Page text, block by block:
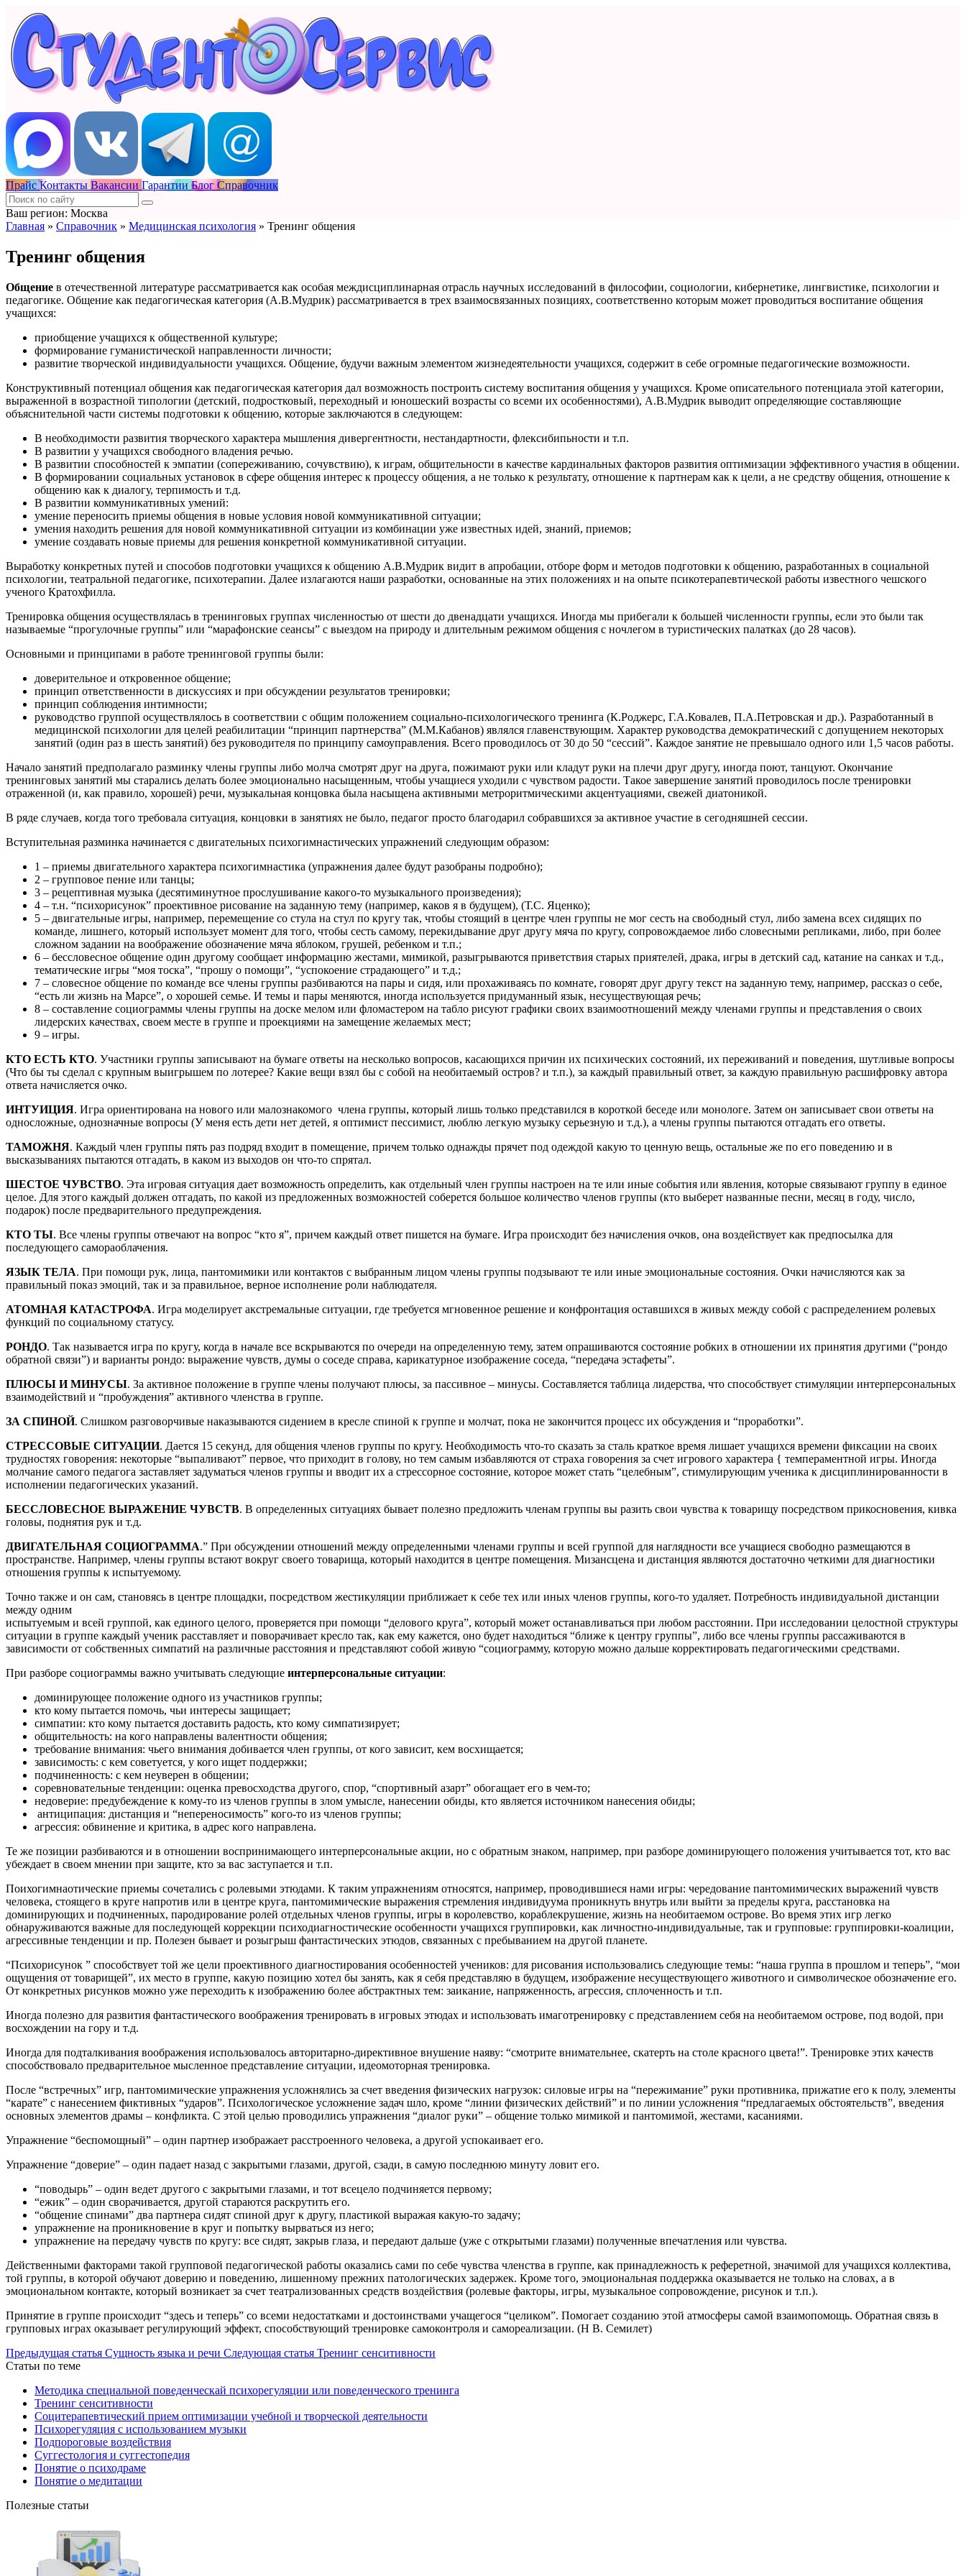
Прайс Контакты Вакансии Гарантии Блог Справочник
Ваш регион: Москва
Главная » Справочник » Медицинская психология » Тренинг общения
Тренинг общения
Общение в отечественной литературе рассматривается как особая междисциплинарная отрасль научных исследований в философии, социологии, кибернетике, лингвистике, психологии и
педагогике. Общение как педагогическая категория (А.В.Мудрик) рассматривается в трех взаимосвязанных позициях, соответственно которым может проводиться воспитание общения
учащихся:
приобщение учащихся к общественной культуре;
формирование гуманистической направленности личности;
развитие творческой индивидуальности учащихся. Общение, будучи важным элементом жизнедеятельности учащихся, содержит в себе огромные педагогические возможности.
Конструктивный потенциал общения как педагогическая категория дал возможность построить систему воспитания общения у учащихся. Кроме описательного потенциала этой категории,
выраженной в возрастной типологии (детский, подростковый, переходный и юношеский возрасты со всеми их особенностями), А.В.Мудрик выводит определяющие составляющие
объяснительной части системы подготовки к общению, которые заключаются в следующем:
В необходимости развития творческого характера мышления дивергентности, нестандартности, флексибипьности и т.п.
В развитии у учащихся свободного владения речью.
В развитии способностей к эмпатии (сопереживанию, сочувствию), к играм, общительности в качестве кардинальных факторов развития оптимизации эффективного участия в общении.
В формировании социальных установок в сфере общения интерес к процессу общения, а не только к результату, отношение к партнерам как к цели, а не средству общения, отношение к
общению как к диалогу, терпимость и т.д.
В развитии коммуникативных умений:
умение переносить приемы общения в новые условия новой коммуникативной ситуации;
умения находить решения для новой коммуникативной ситуации из комбинации уже известных идей, знаний, приемов;
умение создавать новые приемы для решения конкретной коммуникативной ситуации.
Выработку конкретных путей и способов подготовки учащихся к общению А.В.Мудрик видит в апробации, отборе форм и методов подготовки к общению, разработанных в социальной
психологии, театральной педагогике, психотерапии. Далее излагаются наши разработки, основанные на этих положениях и на опыте псикотерапевтической работы известного чешского
ученого Кратохфилла.
Тренировка общения осуществлялась в тренинговых группах численностью от шести до двенадцати учащихся. Иногда мы прибегали к большей численности группы, если это были так
называемые “прогулочные группы” или “марафонские сеансы” с выездом на природу и длительным режимом общения с ночлегом в туристических палатках (до 28 часов).
Основными и принципами в работе тренинговой группы были:
доверительное и откровенное общение;
принцип ответственности в дискуссиях и при обсуждении результатов тренировки;
принцип соблюдения интимности;
руководство группой осуществлялось в соответствии с общим положением социально-психологического тренинга (К.Роджерс, Г.А.Ковалев, П.А.Петровская и др.). Разработанный в
медицинской психологии для целей реабилитации “принцип партнерства” (М.М.Кабанов) являлся главенствующим. Характер руководства демократический с допущением некоторых
занятий (один раз в шесть занятий) без руководителя по принципу самоуправления. Всего проводилось от 30 до 50 “сессий”. Каждое занятие не превышало одного или 1,5 часов работы.
Начало занятий предполагало разминку члены группы либо молча смотрят друг на друга, пожимают руки или кладут руки на плечи друг другу, иногда поют, танцуют. Окончание
тренинговых занятий мы старались делать более эмоционально насыщенным, чтобы учащиеся уходили с чувством радости. Такое завершение занятий проводилось после тренировки
отраженной (и, как правило, хорошей) речи, музыкальная концовка была насыщена активными метроритмическими акцентуациями, свежей диатоникой.
В ряде случаев, когда того требовала ситуация, концовки в занятиях не было, педагог просто благодарил собравшихся за активное участие в сегодняшней сессии.
Вступительная разминка начинается с двигательных психогимнастических упражнений следующим образом:
1 – приемы двигательного характера психогимнастика (упражнения далее будут разобраны подробно);
2 – групповое пение или танцы;
3 – рецептивная музыка (десятиминутное прослушивание какого-то музыкального произведения);
4 – т.н. “психорисунок” проективное рисование на заданную тему (например, каков я в будущем), (Т.С. Яценко);
5 – двигательные игры, например, перемещение со стула на стул по кругу так, чтобы стоящий в центре член группы не мог сесть на свободный стул, либо замена всех сидящих по
команде, лишнего, который использует момент для того, чтобы сесть самому, перекидывание друг другу мяча по кругу, сопровождаемое либо словесными репликами, либо, при более
сложном задании на воображение обозначение мяча яблоком, грушей, ребенком и т.п.;
6 – бессловесное общение один другому сообщает информацию жестами, мимикой, разыгрываются приветствия старых приятелей, драка, игры в детский сад, катание на санках и т.д.,
тематические игры “моя тоска”, “прошу о помощи”, “успокоение страдающего” и т.д.;
7 – словесное общение по команде все члены группы разбиваются на пары и сидя, или прохаживаясь по комнате, говорят друг другу текст на заданную тему, например, рассказ о себе,
“есть ли жизнь на Марсе”, о хорошей семье. И темы и пары меняются, иногда используется придуманный язык, несуществующая речь;
8 – составление социограммы члены группы на доске мелом или фломастером на табло рисуют графики своих взаимоотношений между членами группы и представления о своих
лидерских качествах, своем месте в группе и проекциями на замещение желаемых мест;
9 – игры.
КТО ЕСТЬ КТО. Участники группы записывают на бумаге ответы на несколько вопросов, касающихся причин их психических состояний, их переживаний и поведения, шутливые вопросы
(Что бы ты сделал с крупным выигрышем по лотерее? Какие вещи взял бы с собой на необитаемый остров? и т.п.), за каждый правильный ответ, за каждую правильную расшифровку автора
ответа начисляется очко.
ИНТУИЦИЯ. Игра ориентирована на нового или малознакомого члена группы, который лишь только представился в короткой беседе или монологе. Затем он записывает свои ответы на
односложные, однозначные вопросы (У меня есть дети нет детей, я оптимист пессимист, люблю легкую музыку серьезную и т.д.), а члены группы пытаются отгадать его ответы.
ТАМОЖНЯ. Каждый член группы пять раз подряд входит в помещение, причем только однажды прячет под одеждой какую то ценную вещь, остальные же по его поведению и в
высказываниях пытаются отгадать, в каком из выходов он что-то спрятал.
ШЕСТОЕ ЧУВСТВО. Эта игровая ситуация дает возможность определить, как отдельный член группы настроен на те или иные события или явления, которые связывают группу в единое
целое. Для этого каждый должен отгадать, по какой из предложенных возможностей соберется большое количество членов группы (кто выберет названные песни, месяц в году, число,
подарок) после предварительного предупреждения.
КТО ТЫ. Все члены группы отвечают на вопрос “кто я”, причем каждый ответ пишется на бумаге. Игра происходит без начисления очков, она воздействует как предпосылка для
последующего самораоблачения.
ЯЗЫК ТЕЛА. При помощи рук, лица, пантомимики или контактов с выбранным лицом члены группы подзывают те или иные эмоциональные состояния. Очки начисляются как за
правильный показ эмоций, так и за правильное, верное исполнение роли наблюдателя.
АТОМНАЯ КАТАСТРОФА. Игра моделирует акстремальные ситуации, где требуется мгновенное решение и конфронтация оставшихся в живых между собой с распределением ролевых
функций по социальному статусу.
РОНДО. Так называется игра по кругу, когда в начале все вскрываются по очереди на определенную тему, затем опрашиваются состояние робких в отношении их принятия другими (“рондо
обратной связи”) и варианты рондо: выражение чувств, думы о соседе справа, карикатурное изображение соседа, “передача эстафеты”.
ПЛЮСЫ И МИНУСЫ. За активное положение в группе члены получают плюсы, за пассивное – минусы. Составляется таблица лидерства, что способствует стимуляции интерперсональных
взаимодействий и “пробуждения” активного членства в группе.
ЗА СПИНОЙ. Слишком разговорчивые наказываются сидением в кресле спиной к группе и молчат, пока не закончится процесс их обсуждения и “проработки”.
СТРЕССОВЫЕ СИТУАЦИИ. Дается 15 секунд, для общения членов группы по кругу. Необходимость что-то сказать за сталь краткое время лишает учащихся времени фиксации на своих
трудностях говорения: некоторые “выпаливают” первое, что приходит в голову, но тем самым избавляются от страха говорения за счет игрового характера { темпераментной игры. Иногда
молчание самого педагога заставляет задуматься членов группы и вводит их а стрессорное состояние, которое может стать “целебным”, стимулирующим ученика к дисциплинированности в
исполнении педагогических указаний.
БЕССЛОВЕСНОЕ ВЫРАЖЕНИЕ ЧУВСТВ. В определенных ситуациях бывает полезно предложить членам группы вы разить свои чувства к товарищу посредством прикосновения, кивка
головы, поднятия рук и т.д.
ДВИГАТЕЛЬНАЯ СОЦИОГРАММА.” При обсуждении отношений между определенными членами группы и всей группой для наглядности все учащиеся свободно размещаются в
пространстве. Например, члены группы встают вокруг своего товарища, который находится в центре помещения. Мизансцена и дистанция являются достаточно четкими для диагностики
отношения группы к испытуемому.
Точно также и он сам, становясь в центре площадки, посредством жестикуляции приближает к себе тех или иных членов группы, кого-то удаляет. Потребность индивидуальной дистанции
между одним
испытуемым и всей группой, как единого целого, проверяется при помощи “делового круга”, который может останавливаться при любом расстоянии. При исследовании целостной структуры
ситуации в группе каждый ученик расставляет и поворачивает кресло так, как ему кажется, оно будет находиться “ближе к центру группы”, либо все члены группы рассаживаются в
зависимости от собственных симпатий на различные расстояния и представляют собой живую “социограмму, которую можно дальше корректировать педагогическими средствами.
При разборе социограммы важно учитывать следующие интерперсональные ситуации:
доминирующее положение одного из участников группы;
кто кому пытается помочь, чьи интересы защищает;
симпатии: кто кому пытается доставить радость, кто кому симпатизирует;
общительность: на кого направлены валентности общения;
требование внимания: чьего внимания добивается член группы, от кого зависит, кем восхищается;
зависимость: с кем советуется, у кого ищет поддержки;
подчиненность: с кем неуверен в общении;
соревновательные тенденции: оценка превосходства другого, спор, “спортивный азарт” обогащает его в чем-то;
недоверие: предубеждение к кому-то из членов группы в злом умысле, нанесении обиды, кто является источником нанесения обиды;
антиципация: дистанция и “непереносимость” кого-то из членов группы;
агрессия: обвинение и критика, в адрес кого направлена.
Те же позиции разбиваются и в отношении воспринимающего интерперсональные акции, но с обратным знаком, например, при разборе доминирующего положения учитывается тот, кто вас
убеждает в своем мнении при защите, кто за вас заступается и т.п.
Поихогимнаотические приемы сочетались с ролевыми этюдами. К таким упражнениям относятся, например, проводившиеся нами игры: чередование пантомимических выражений чувств
человека, стоящего в круге напротив или в центре круга, пантомимические выражения стремления индивидуума проникнуть внутрь или выйти за пределы круга, расстановка на
доминирующих и подчиненных, пародирование ролей отдельных членов группы, игры в королевство, кораблекрушение, жизнь на необитаемом острове. Во время этих игр легко
обнаруживаются важные для последующей коррекции психодиагностические особенности учащихся группировки, как личностно-индивидуальные, так и групповые: группировки-коалиции,
агрессивные тенденции и пр. Полезен бывает и розыгрыш фантастических этюдов, связанных с пребыванием на другой планете.
“Психорисунок ” способствует той же цели проективного диагностирования особенностей учеников: для рисования использовались следующие темы: “наша группа в прошлом и теперь”, “мои
ощущения от товарищей”, их место в группе, какую позицию хотел бы занять, как я себя представляю в будущем, изображение несуществующего животного и символическое обозначение его.
От конкретных рисунков можно уже переходить к изображению более абстрактных тем: заикание, напряженность, агрессия, сплоченность и т.п.
Иногда полезно для развития фантастического воображения тренировать в игровых этюдах и использовать имаготренировку с представлением себя на необитаемом острове, под водой, при
восхождении на гору и т.д.
Иногда для подталкивания воображения использовалось авторитарно-директивное внушение наяву: “смотрите внимательнее, скатерть на столе красного цвета!”. Тренировке этих качеств
способствовало предварительное мысленное представление ситуации, идеомоторная тренировка.
После “встречных” игр, пантомимические упражнения усложнялись за счет введения физических нагрузок: силовые игры на “пережимание” руки противника, прижатие его к полу, элементы
“карате” с нанесением фиктивных “ударов”. Психологическое усложнение задач шло, кроме “линии физических действий” и по линии усложнения “предлагаемых обстоятельств”, введения
основных элементов драмы – конфликта. С этой целью проводились упражнения “диалог руки” – общение только мимикой и пантомимой, жестами, касаниями.
Упражнение “беспомощный” – один партнер изображает расстроенного человека, а другой успокаивает его.
Упражнение “доверие” – один падает назад с закрытыми глазами, другой, сзади, в самую последнюю минуту ловит его.
“поводырь” – один ведет другого с закрытыми глазами, и тот всецело подчиняется первому;
“ежик” – один сворачивается, другой стараются раскрутить его.
“общение спинами” два партнера сидят спиной друг к другу, пластикой выражая какую-то задачу;
упражнение на проникновение в круг и попытку вырваться из него;
упражнение на передачу чувств по кругу: все сидят, закрыв глаза, и передают дальше (уже с открытыми глазами) полученные впечатления или чувства.
Действенными факторами такой групповой педагогической работы оказались сами по себе чувства членства в группе, как принадлежность к реферетной, значимой для учащихся коллектива,
той группы, в которой обучают доверию и поведению, лишенному прежних патологических задержек. Кроме того, эмоциональная поддержка оказывается не только на словах, а в
эмоциональном контакте, который возникает за счет театрализованных средств воздействия (ролевые факторы, игры, музыкальное сопровождение, рисунок и т.п.).
Принятие в группе происходит “здесь и теперь” со всеми недостатками и достоинствами учащегося “целиком”. Помогает созданию этой атмосферы самой взаимопомощь. Обратная связь в
групповых играх оказывает регулирующий эффект, способствующий тренировке самоконтроля и самореализации. (Н В. Семилет)
Предыдущая статья Сущность языка и речи Следующая статья Тренинг сенситивности
Статьи по теме
Методика специальной поведенческай психорегуляции или поведенческого тренинга
Тренинг сенситивности
Социтерапевтический прием оптимизации учебной и творческой деятельности
Психорегуляция с использованием музыки
Подпороговые воздействия
Суггестология и суггестопедия
Понятие о психодраме
Понятие о медитации
Полезные статьи